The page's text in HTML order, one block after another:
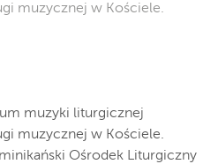
muzycznej w Kościele.
muzyki liturgicznej
muzycznej w Kościele.
Ośrodek Liturgiczny